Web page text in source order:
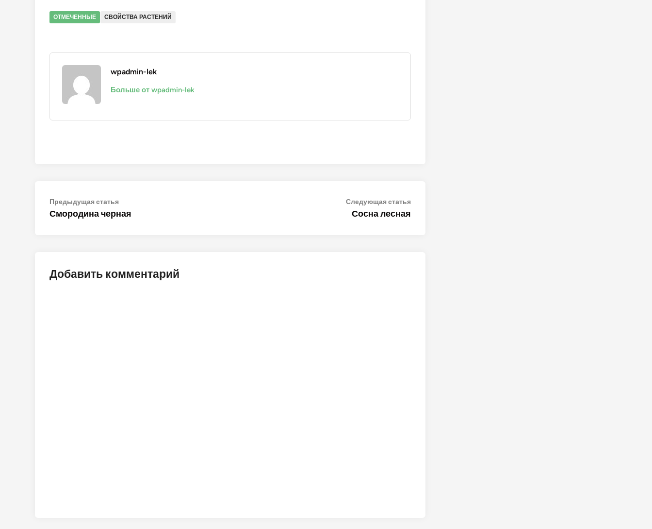
ОТМЕЧЕННЫЕ СВОЙСТВА РАСТЕНИЙ
wpadmin-lek
Больше от wpadmin-lek
Навигация
по
Предыдущая статьяПредыдущая
статья:
Смородина черная
Следующая статьяСледующая
Сосна лесная
Добавить комментарий